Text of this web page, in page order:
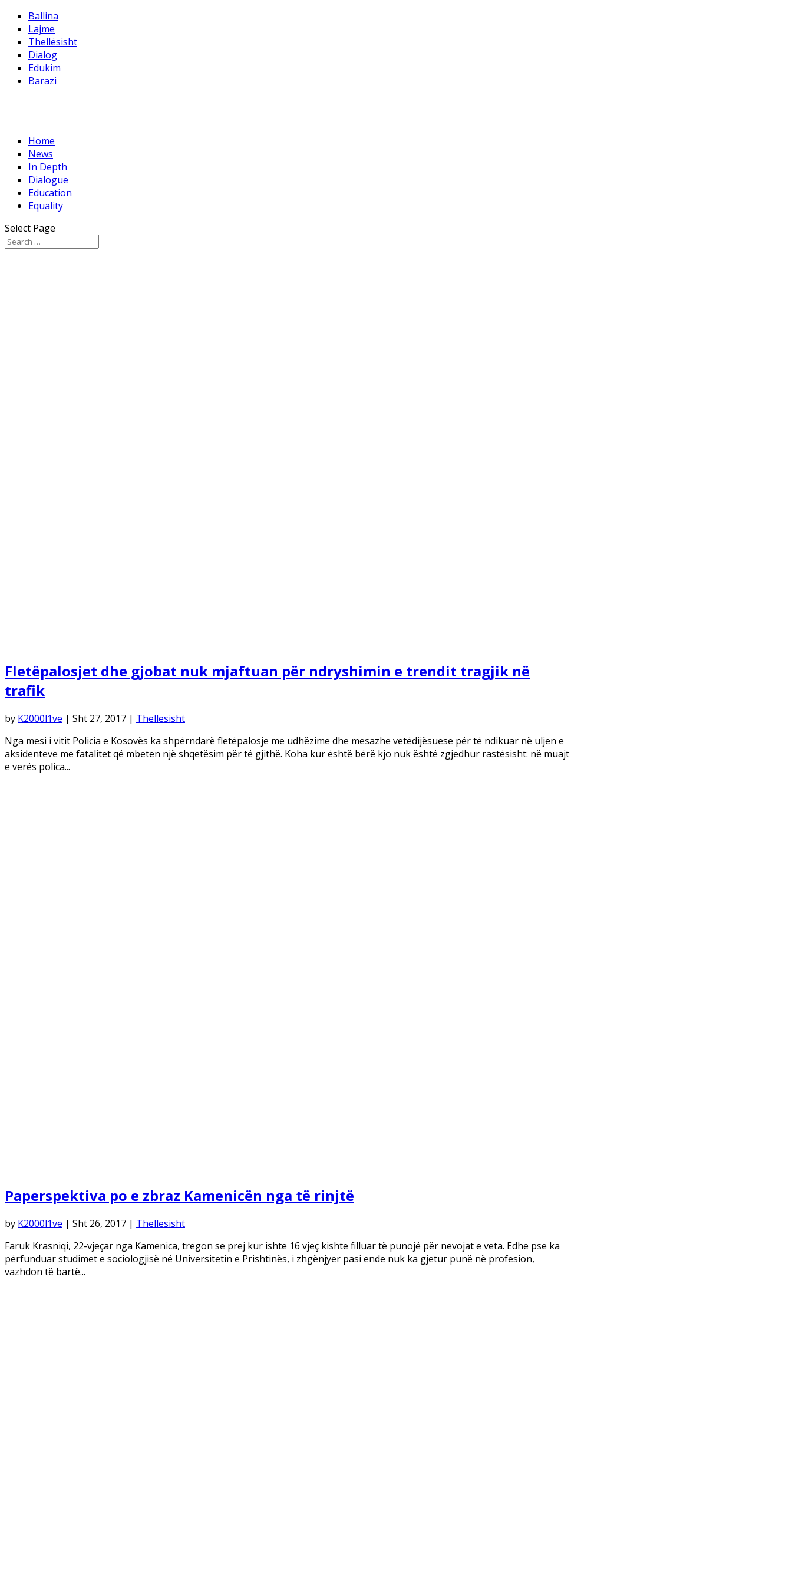
Ballina
Lajme
Thellësisht
Dialog
Edukim
Barazi
Home
News
In Depth
Dialogue
Education
Equality
Select Page
Fletëpalosjet dhe gjobat nuk mjaftuan për ndryshimin e trendit tragjik në
trafik
by K2000l1ve | Sht 27, 2017 | Thellesisht
Nga mesi i vitit Policia e Kosovës ka shpërndarë fletëpalosje me udhëzime dhe mesazhe vetëdijësuese për të ndikuar në uljen e
aksidenteve me fatalitet që mbeten një shqetësim për të gjithë. Koha kur është bërë kjo nuk është zgjedhur rastësisht: në muajt
e verës polica...
Paperspektiva po e zbraz Kamenicën nga të rinjtë
by K2000l1ve | Sht 26, 2017 | Thellesisht
Faruk Krasniqi, 22-vjeçar nga Kamenica, tregon se prej kur ishte 16 vjeç kishte filluar të punojë për nevojat e veta. Edhe pse ka
përfunduar studimet e sociologjisë në Universitetin e Prishtinës, i zhgënjyer pasi ende nuk ka gjetur punë në profesion,
vazhdon të bartë...